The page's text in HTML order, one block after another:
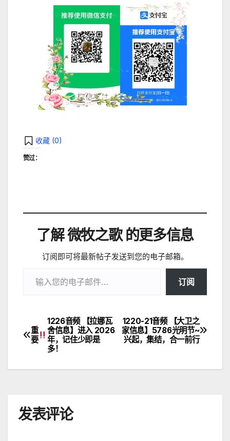
收藏 (0)
赞过：
了解 微牧之歌 的更多信息
订阅即可将最新帖子发送到您的电子邮箱。
订阅
文
章
导
1220-21音频 【大卫之
家信息】5786光明节~
兴起，集结，合一前行
重
要
1226音频 【拉娜瓦
舍信息】进入 2026
年，记住少即是
多！
发表评论